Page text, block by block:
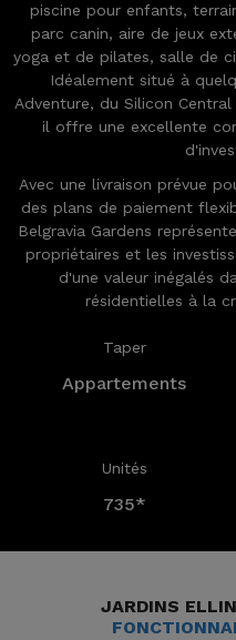
Taper
Appartements
Unités
735*
piscine pour enfants,
parc canin, aire de jeux
yoga et de pilates, salle de
Idéalement situé à
Adventure, du Silicon
il offre une excellente
Avec une livraison prévue
des plans de paiement
Belgravia Gardens
propriétaires et les
d'une valeur inégalés
résidentielles à la
JARDINS